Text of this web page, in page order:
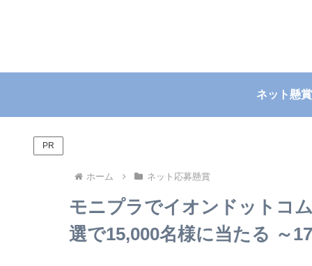
ネット懸賞
PR
ホーム ネット応募懸賞
モニプラでイオンドットコ
選で15,000名様に当たる ～